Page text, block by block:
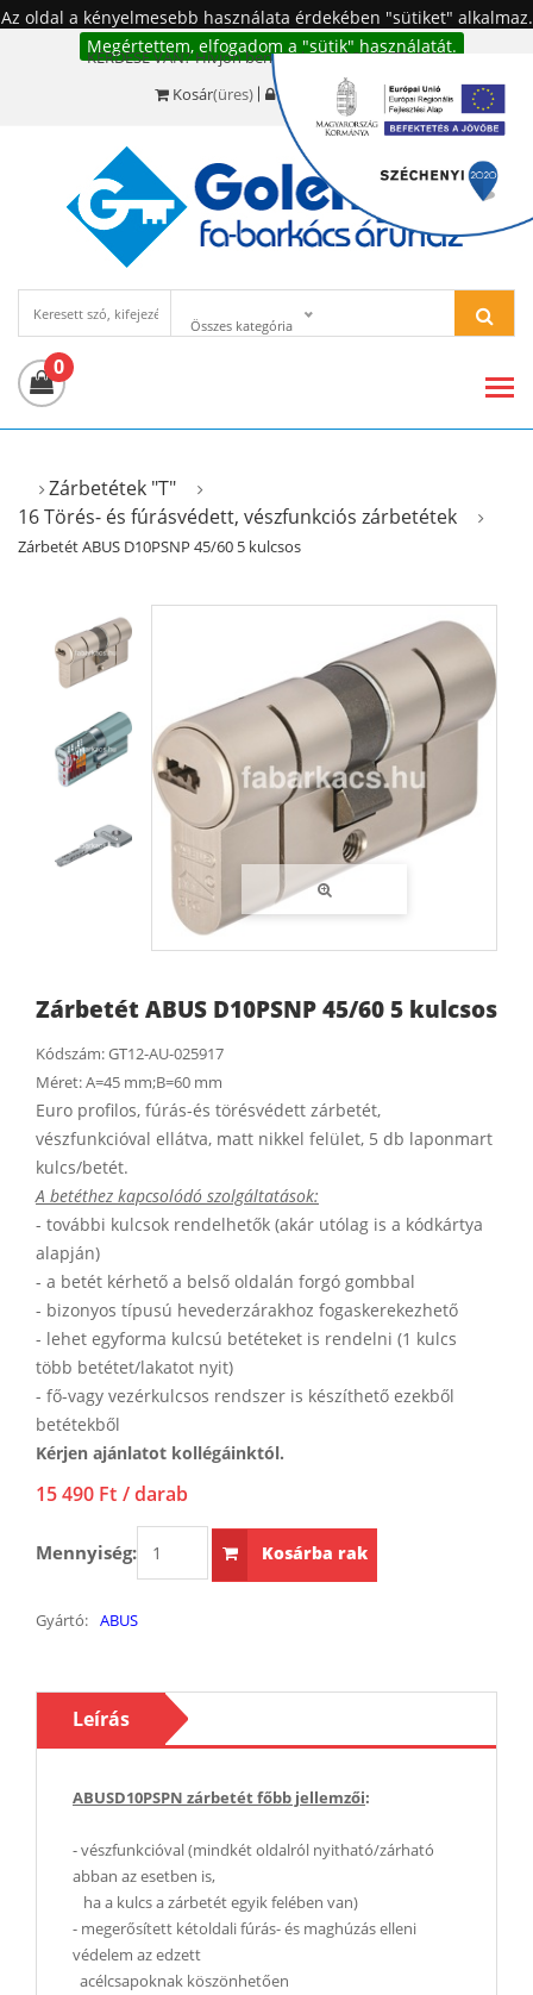
Az oldal a kényelmesebb használata érdekében "sütiket" alkalmaz.
Megértettem, elfogadom a "sütik" használatát.
KÉRDÉSE VAN? Hívjon bennünket!:+36 20 977-6494
Kosár(üres) Bejelentkezés
Összes kategória
0
Zárbetétek "T"
16 Törés- és fúrásvédett, vészfunkciós zárbetétek
Zárbetét ABUS D10PSNP 45/60 5 kulcsos
Zárbetét ABUS D10PSNP 45/60 5 kulcsos
Kódszám:GT12-AU-025917
Méret:A=45 mm;B=60 mm
Euro profilos, fúrás-és törésvédett zárbetét,
vészfunkcióval ellátva, matt nikkel felület, 5 db laponmart
kulcs/betét.
A betéthez kapcsolódó szolgáltatások:
- további kulcsok rendelhetők (akár utólag is a kódkártya
alapján)
- a betét kérhető a belső oldalán forgó gombbal
- bizonyos típusú hevederzárakhoz fogaskerekezhető
- lehet egyforma kulcsú betéteket is rendelni (1 kulcs
több betétet/lakatot nyit)
- fő-vagy vezérkulcsos rendszer is készíthető ezekből
betétekből
Kérjen ajánlatot kollégáinktól.
15 490 Ft / darab
Mennyiség: Kosárba rak
Gyártó: ABUS
Leírás
ABUSD10PSPN zárbetét főbb jellemzői:
- vészfunkcióval (mindkét oldalról nyitható/zárható
abban az esetben is,
ha a kulcs a zárbetét egyik felében van)
- megerősített kétoldali fúrás- és maghúzás elleni
védelem az edzett
acélcsapoknak köszönhetően